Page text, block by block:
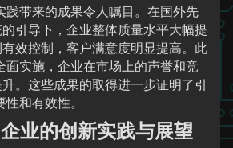
践带来的成果令人瞩目。在国外先
引导下，企业整体质量水平大幅提
效控制，客户满意度明显提高。此
面实施，企业在市场上的声誉和竞
。这些成果的取得进一步证明了引
和有效性。
业的创新实践与展望